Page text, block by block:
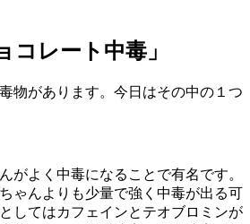
コレート中毒」
物があります。今日はその中の１つ
がよく中毒になることで有名です。
ゃんよりも少量で強く中毒が出る可
してはカフェインとテオブロミンが